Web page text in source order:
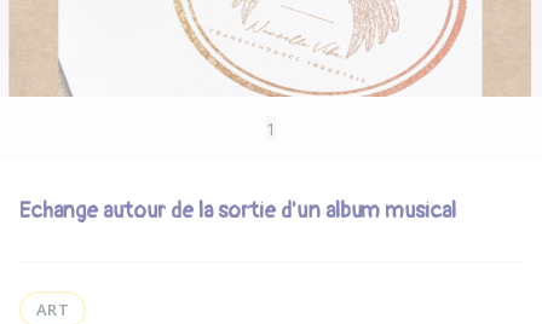
1
Echange autour de la sortie d'un album musical
ART